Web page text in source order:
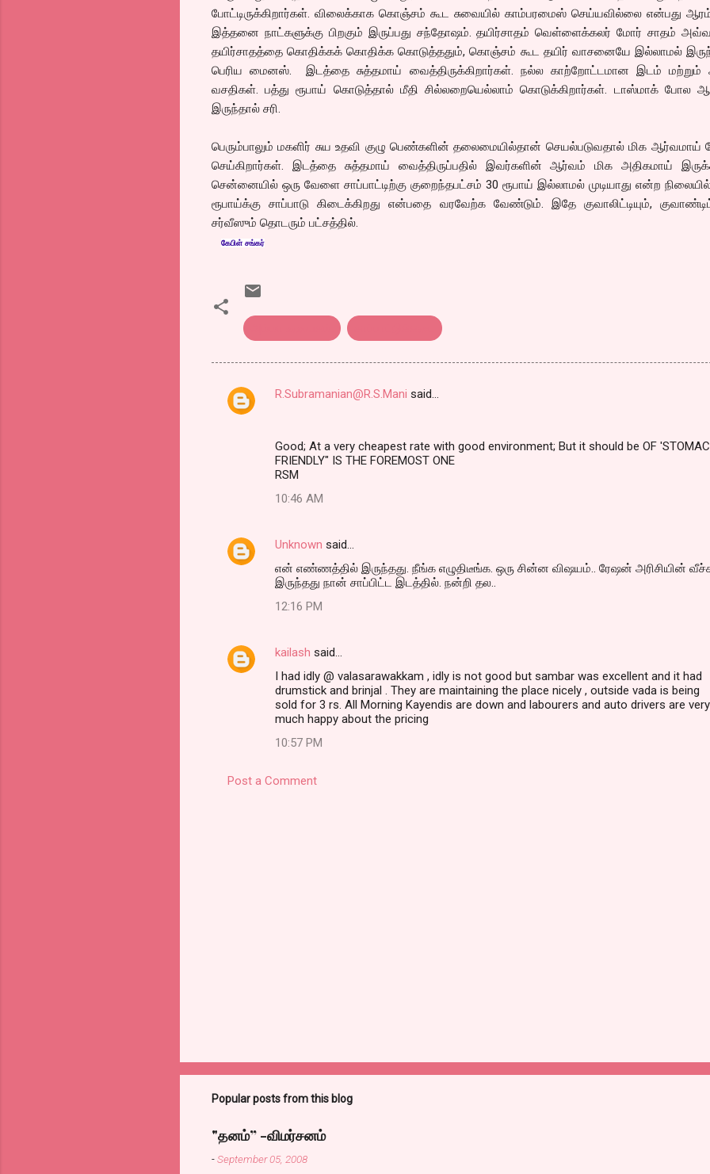
போட்டிருக்கிறார்கள். விலைக்காக கொஞ்சம் கூட சுவையில் காம்பரமைஸ் செய்யவில்லை என்பது
இத்தனை நாட்களுக்கு பிறகும் இருப்பது சந்தோஷம். தயிர்சாதம் வெள்ளைக்கலர் மோர் சாதம்
தயிர்சாதத்தை கொதிக்கக் கொதிக்க கொடுத்ததும், கொஞ்சம் கூட தயிர் வாசனையே இல்லாமல்
பெரிய மைனஸ். இடத்தை சுத்தமாய் வைத்திருக்கிறார்கள். நல்ல காற்றோட்டமான இடம் மற்றும்
வசதிகள். பத்து ரூபாய் கொடுத்தால் மீதி சில்லறையெல்லாம் கொடுக்கிறார்கள். டாஸ்மாக் போல
இருந்தால் சரி.
பெரும்பாலும் மகளிர் சுய உதவி குழு பெண்களின் தலைமையில்தான் செயல்படுவதால் மிக ஆர்வமாய்
செய்கிறார்கள். இடத்தை சுத்தமாய் வைத்திருப்பதில் இவர்களின் ஆர்வம் மிக அதிகமாய்
சென்னையில் ஒரு வேளை சாப்பாட்டிற்கு குறைந்தபட்சம் 30 ரூபாய் இல்லாமல் முடியாது என்ற
ரூபாய்க்கு சாப்பாடு கிடைக்கிறது என்பதை வரவேற்க வேண்டும். இதே குவாலிட்டியும்,
சர்வீஸும் தொடரும் பட்சத்தில்.
கேபிள் சங்கர்
C
s
R.Subramanian@R.S.Mani said…
Good; At a very cheapest rate with good environment; But it should be OF
FRIENDLY" IS THE FOREMOST ONE
RSM
10:46 AM
Unknown said…
என் எண்ணத்தில் இருந்தது. நீங்க எழுதிடீங்க. ஒரு சின்ன விஷயம்.. ரேஷன் அரிசியின்
இருந்தது நான் சாப்பிட்ட இடத்தில். நன்றி தல..
12:16 PM
kailash said…
I had idly @ valasarawakkam , idly is not good but sambar was excellent and it had
drumstick and brinjal . They are maintaining the place nicely , outside vada is being
sold for 3 rs. All Morning Kayendis are down and labourers and auto drivers are very
much happy about the pricing
10:57 PM
Post a Comment
Popular posts from this blog
"தனம்” -விமர்சனம்
-September 05, 2008